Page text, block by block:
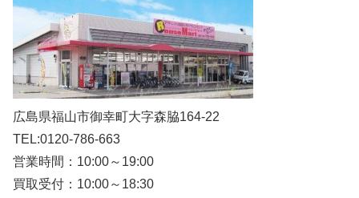
広島県福山市御幸町大字森脇164-22
TEL:0120-786-663
営業時間：10:00～19:00
買取受付：10:00～18:30